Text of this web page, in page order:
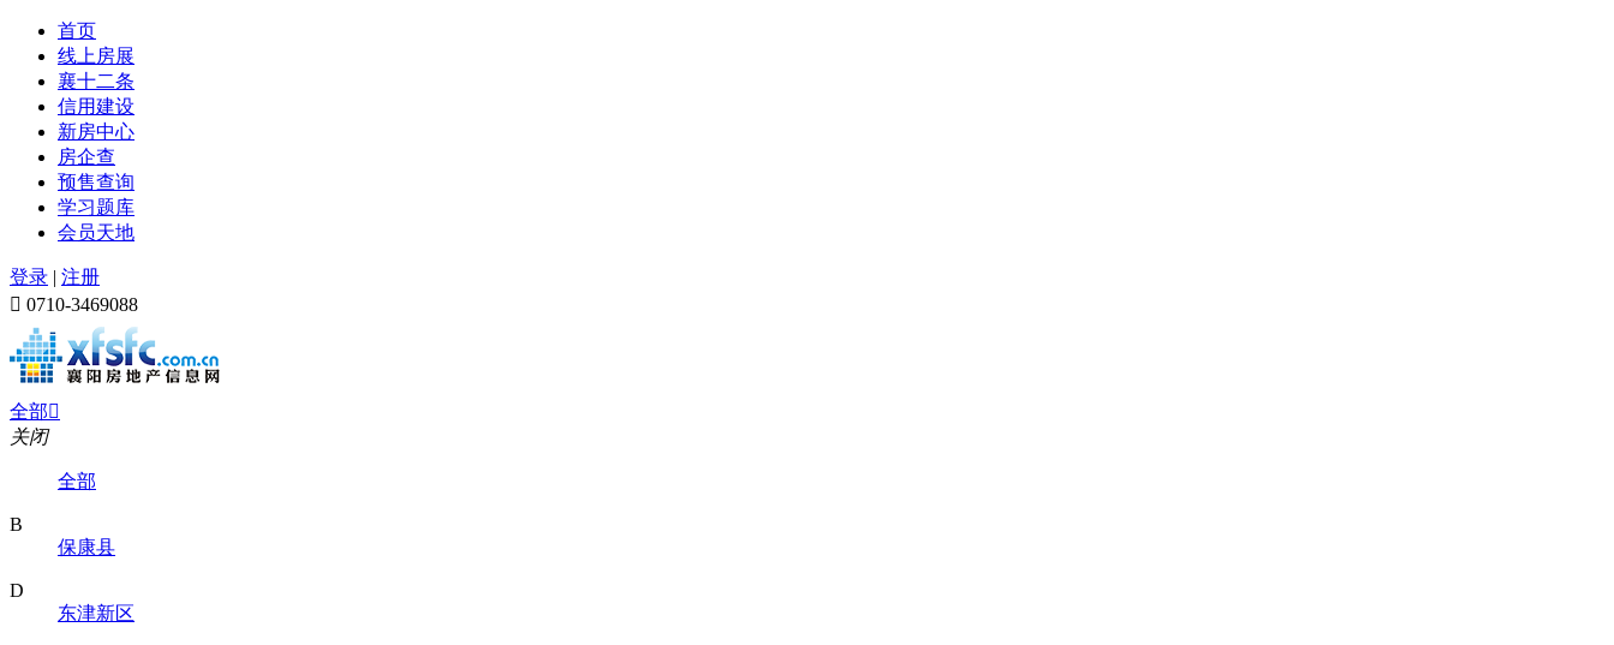
首页
线上房展
襄十二条
信用建设
新房中心
房企查
预售查询
学习题库
会员天地
登录 | 注册
 0710-3469088
全部
关闭
全部
B
保康县
D
东津新区